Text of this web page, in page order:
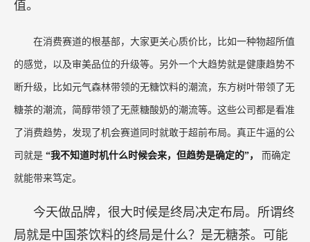
有形成本，下面呢？是无形成本加无形价值。中国
的很多低端竞争都是在有形价值、有形成本中竞
争，比如中国制造业，凭借规模优势和垂直供应链
的整合能力就能赢。但在趋近之后，就将取决于降
低无形成本，比如情绪的共鸣、价值观的输出、身
份的象征等。所以在金字塔消费的结构中，企业要
不断地打造品牌的溢价能力、打造品牌的无形价
在消费赛道的根基部，大家更关心质价比，比如一种物超所值